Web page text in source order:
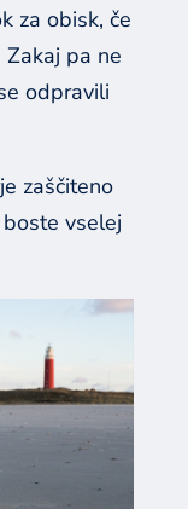
za obisk, če
pa ne
odpravili
zaščiteno
vselej